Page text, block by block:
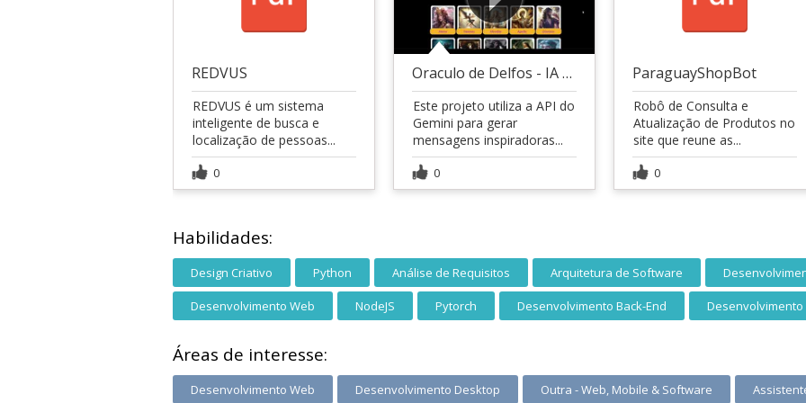
REDVUS
REDVUS é um sistema
inteligente de busca e
localização de pessoas...
0
Oraculo de Delfos - IA GEMINI
Este projeto utiliza a API do
Gemini para gerar
mensagens inspiradoras...
0
ParaguayShopBot
Robô de Consulta e
Atualização de Produtos no
site que reune as...
0
Habilidades:
Design Criativo Python Análise de Requisitos Arquitetura de Software
Desenvolvimento Web NodeJS Pytorch Desenvolvimento Back-End Desenvolvimento
Áreas de interesse:
Desenvolvimento Web Desenvolvimento Desktop Outra - Web, Mobile & Software